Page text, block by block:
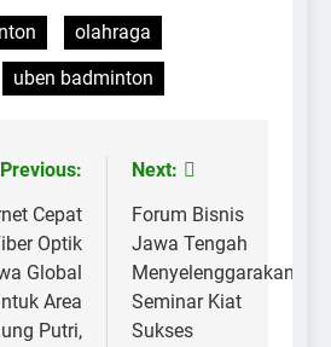
olahraga
uben badminton
Previous:
Cepat
Optik
Global
Area
Putri,
Next:
Forum Bisnis
Jawa Tengah
Menyelenggarakan
Seminar Kiat
Sukses